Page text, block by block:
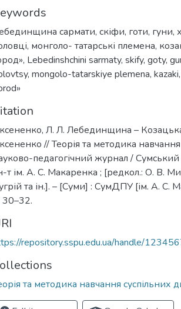
сармати, скіфи, готи, гуни,
, монголо- татарські племена,
, Lebedinshchini sarmaty, skify, goty,
, mongolo-tatarskiye plemena, kazaki,
Л. Л. Лебединщина –
// Теорія та методика
педагогічний журнал /
т ім. А. С. Макаренка ; [редкол.: О. В.
та ін.]. – [Суми] : СумДПУ [ім. А. С.
30–32.
repository.sspu.edu.ua/handle/
та методика навчання суспільних